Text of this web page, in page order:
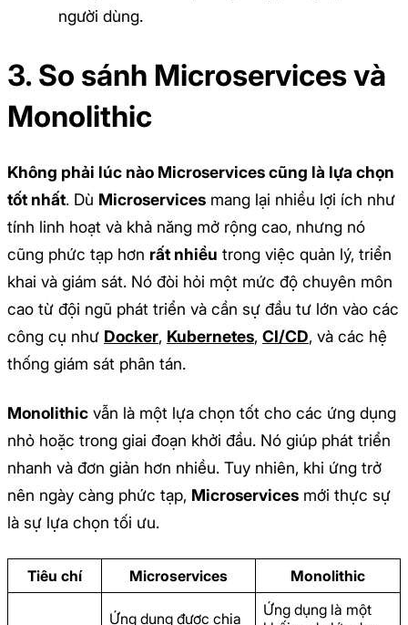
người dùng.
3. So sánh Microservices và
Monolithic
Không phải lúc nào Microservices cũng là lựa chọn
tốt nhất. Dù Microservices mang lại nhiều lợi ích như
tính linh hoạt và khả năng mở rộng cao, nhưng nó
cũng phức tạp hơn rất nhiều trong việc quản lý, triển
khai và giám sát. Nó đòi hỏi một mức độ chuyên môn
cao từ đội ngũ phát triển và cần sự đầu tư lớn vào các
công cụ như Docker, Kubernetes, CI/CD, và các hệ
thống giám sát phân tán.
Monolithic vẫn là một lựa chọn tốt cho các ứng dụng
nhỏ hoặc trong giai đoạn khởi đầu. Nó giúp phát triển
nhanh và đơn giản hơn nhiều. Tuy nhiên, khi ứng trở
nên ngày càng phức tạp, Microservices mới thực sự
là sự lựa chọn tối ưu.
Tiêu chí Microservices Monolithic
Ứng dụng được chia
Ứng dụng là một